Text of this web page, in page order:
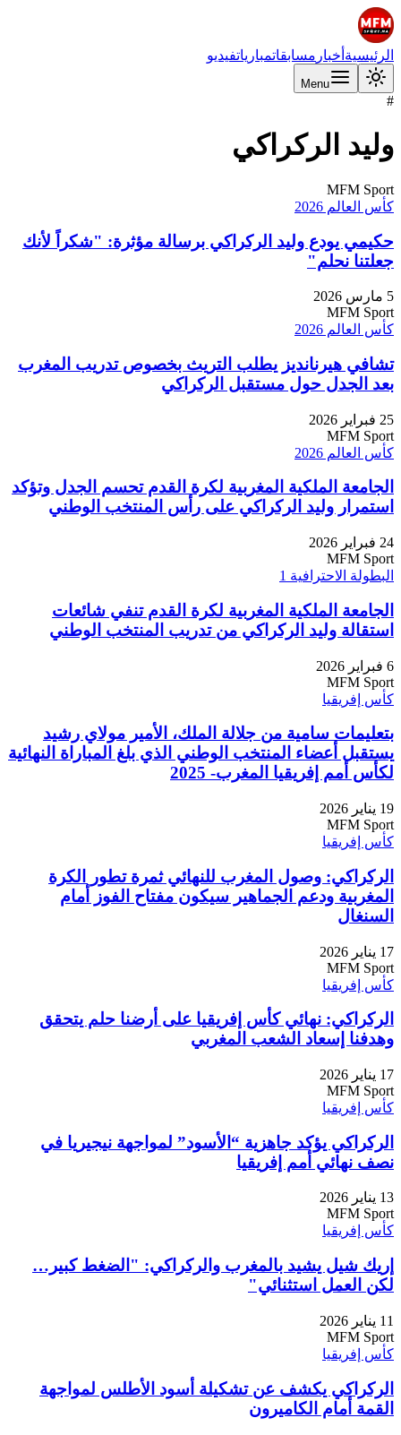
الرئيسية أخبار مسابقاتمبارياتفيديو
Menu
#
وليد الركراكي
MFM Sport
كأس العالم 2026
حكيمي يودع وليد الركراكي برسالة مؤثرة: "شكراً لأنك
جعلتنا نحلم"
5 مارس 2026
MFM Sport
كأس العالم 2026
تشافي هيرنانديز يطلب التريث بخصوص تدريب المغرب
بعد الجدل حول مستقبل الركراكي
25 فبراير 2026
MFM Sport
كأس العالم 2026
الجامعة الملكية المغربية لكرة القدم تحسم الجدل وتؤكد
استمرار وليد الركراكي على رأس المنتخب الوطني
24 فبراير 2026
MFM Sport
البطولة الاحترافية 1
الجامعة الملكية المغربية لكرة القدم تنفي شائعات
استقالة وليد الركراكي من تدريب المنتخب الوطني
6 فبراير 2026
MFM Sport
كأس إفريقيا
بتعليمات سامية من جلالة الملك، الأمير مولاي رشيد
يستقبل أعضاء المنتخب الوطني الذي بلغ المباراة النهائية
لكأس أمم إفريقيا المغرب- 2025
19 يناير 2026
MFM Sport
كأس إفريقيا
الركراكي: وصول المغرب للنهائي ثمرة تطور الكرة
المغربية ودعم الجماهير سيكون مفتاح الفوز أمام
السنغال
17 يناير 2026
MFM Sport
كأس إفريقيا
الركراكي: نهائي كأس إفريقيا على أرضنا حلم يتحقق
وهدفنا إسعاد الشعب المغربي
17 يناير 2026
MFM Sport
كأس إفريقيا
الركراكي يؤكد جاهزية “الأسود” لمواجهة نيجيريا في
نصف نهائي أمم إفريقيا
13 يناير 2026
MFM Sport
كأس إفريقيا
إريك شيل يشيد بالمغرب والركراكي: "الضغط كبير…
لكن العمل استثنائي"
11 يناير 2026
MFM Sport
كأس إفريقيا
الركراكي يكشف عن تشكيلة أسود الأطلس لمواجهة
القمة أمام الكاميرون